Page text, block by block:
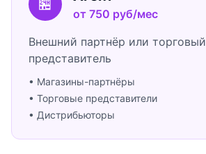
🏪
от 750 руб/мес
Внешний партнёр или торговый
представитель
• Магазины-партнёры
• Торговые представители
• Дистрибьюторы